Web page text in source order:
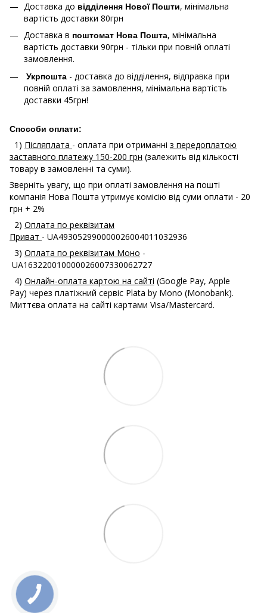
Доставка до відділення Нової Пошти, мінімальна
вартість доставки 80грн
Доставка в поштомат Нова Пошта, мінімальна
вартість доставки 90грн - тільки при повній оплаті
замовлення.
Укрпошта - доставка до відділення, відправка при
повній оплаті за замовлення, мінімальна вартість
доставки 45грн!
Способи оплати:
1) Післяплата - оплата при отриманні з передоплатою
заставного платежу 150-200 грн (залежить від кількості
товару в замовленні та суми).
Зверніть увагу, що при оплаті замовлення на пошті
компанія Нова Пошта утримує комісію від суми оплати - 20
грн + 2%
2) Оплата по реквізитам
Приват - UA493052990000026004011032936
3) Оплата по реквізитам Моно -
UA163220010000026007330062727
4) Онлайн-оплата картою на сайті (Google Pay, Apple
Pay) через платіжний сервіс Plata by Mono (Monobank).
Миттєва оплата на сайті картами Visa/Mastercard.